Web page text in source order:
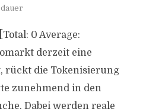
0 Average:
derzeit eine
rückt die Tokenisierung
zunehmend in den
Dabei werden reale